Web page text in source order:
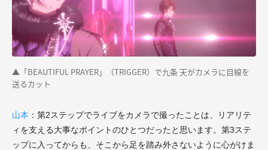
▲「BEAUTIFUL PRAYER」（TRIGGER）で九条 天がカメラに目線を
送るカット
山本 ：第2ステップでライブをカメラで撮ったことは、リアリテ
ィを支える大事なポイントのひとつだったと思います。第3ステ
ップに入ってからも、そこから足を踏み外さないように心がけま